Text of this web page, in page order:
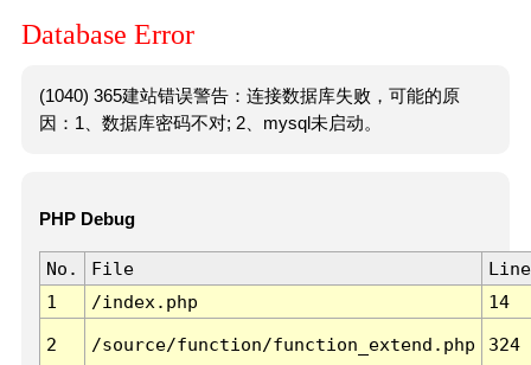
Database Error
(1040) 365建站错误警告：连接数据库失败，可能的原
因：1、数据库密码不对; 2、mysql未启动。
PHP Debug
No. File
Line
1
/index.php 14
2 /source/function/function_extend.php 324